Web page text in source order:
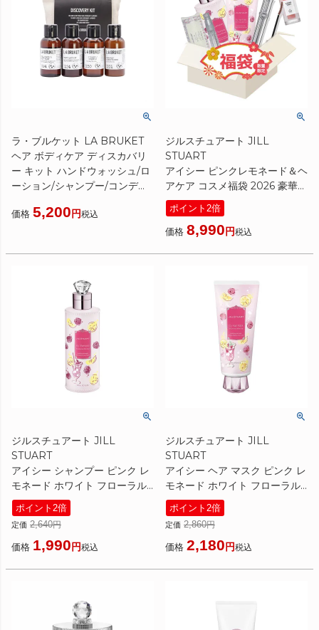
ラ・ブルケット LA BRUKET
ヘア ボディケア ディスカバリ
ー キット ハンドウォッシュ/ロ
ーション/シャンプー/コンディ
[ ボディケアセット ] トラベル
価格 5,200 税込
ジルスチュアート JILL
STUART
アイシー ピンクレモネード＆ヘ
アケア コスメ福袋 2026 豪華5
点セット
[ コスメセット ]2026 福袋
ポイント2倍
価格 8,990 税込
ジルスチュアート JILL
STUART
アイシー シャンプー ピンク レ
モネード ホワイト フローラル
300ml 限定
[ シャンプー ] ☆新入荷10
ポイント2倍
定価 2,640
価格 1,990 税込
ジルスチュアート JILL
STUART
アイシー ヘア マスク ピンク レ
モネード ホワイト フローラル
190g 限定
[ ヘアパック・トリートメント ]
☆新入荷10
ポイント2倍
定価 2,860
価格 2,180 税込